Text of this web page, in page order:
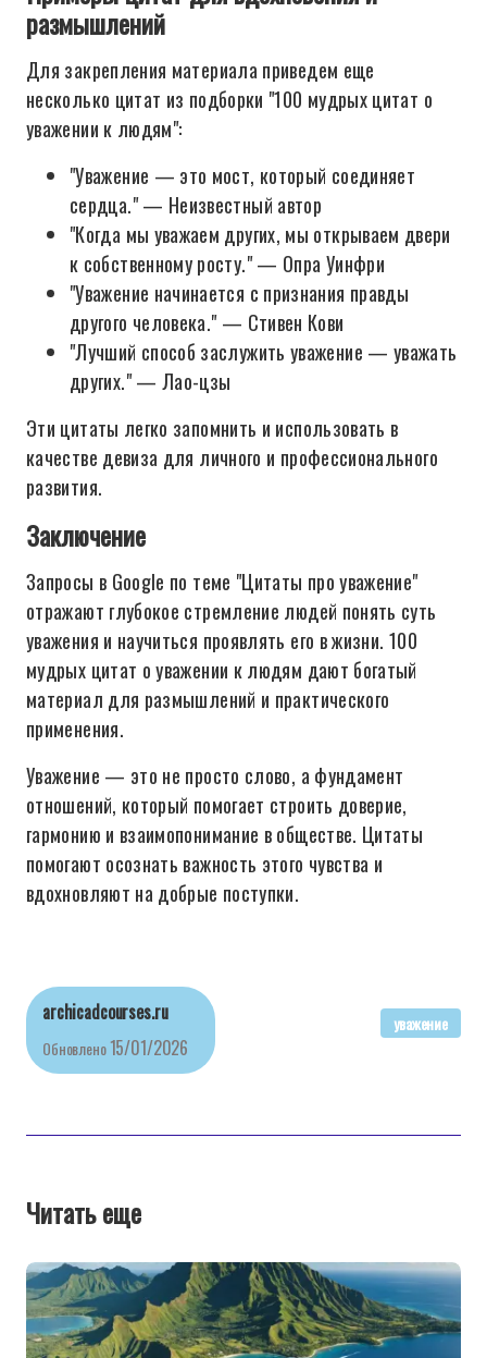
размышлений
Для закрепления материала приведем еще
несколько цитат из подборки "100 мудрых цитат о
уважении к людям":
"Уважение — это мост, который соединяет
сердца." — Неизвестный автор
"Когда мы уважаем других, мы открываем двери
к собственному росту." — Опра Уинфри
"Уважение начинается с признания правды
другого человека." — Стивен Кови
"Лучший способ заслужить уважение — уважать
других." — Лао-цзы
Эти цитаты легко запомнить и использовать в
качестве девиза для личного и профессионального
развития.
Заключение
Запросы в Google по теме "Цитаты про уважение"
отражают глубокое стремление людей понять суть
уважения и научиться проявлять его в жизни. 100
мудрых цитат о уважении к людям дают богатый
материал для размышлений и практического
применения.
Уважение — это не просто слово, а фундамент
отношений, который помогает строить доверие,
гармонию и взаимопонимание в обществе. Цитаты
помогают осознать важность этого чувства и
вдохновляют на добрые поступки.
archicadcourses.ru
Обновлено15/01/2026
уважение
Читать еще